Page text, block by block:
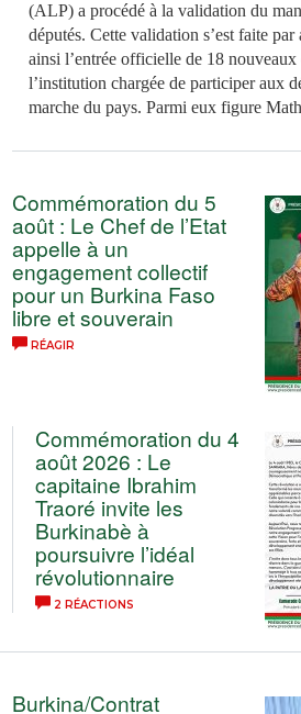
(ALP) a procédé à la validation du
députés. Cette validation s’est faite
ainsi l’entrée officielle de 18 nouveaux
l’institution chargée de participer aux
marche du pays. Parmi eux figure
nouvel élu a participé à sa toute
enthousiasme et défis à relever, il dit
la (…)
Commémoration du 5
août : Le Chef de l’Etat
appelle à un
engagement collectif
pour un Burkina Faso
libre et souverain
RÉAGIR
Commémoration du 4
août 2026 : Le
capitaine Ibrahim
Traoré invite les
Burkinabè à
poursuivre l’idéal
révolutionnaire ‎
2 RÉACTIONS
Burkina/Contrat